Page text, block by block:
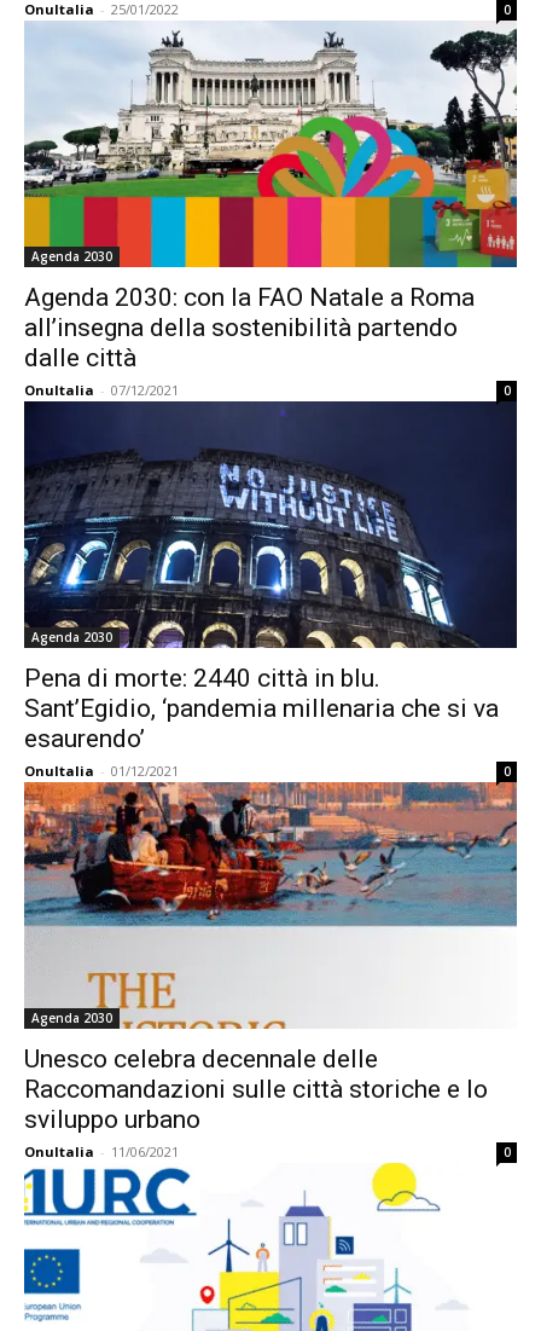
OnuItalia - 25/01/2022 0
Agenda 2030
Agenda 2030: con la FAO Natale a Roma
all’insegna della sostenibilità partendo
dalle città
OnuItalia - 07/12/2021 0
Agenda 2030
Pena di morte: 2440 città in blu.
Sant’Egidio, ‘pandemia millenaria che si va
esaurendo’
OnuItalia - 01/12/2021 0
Agenda 2030
Unesco celebra decennale delle
Raccomandazioni sulle città storiche e lo
sviluppo urbano
OnuItalia - 11/06/2021 0